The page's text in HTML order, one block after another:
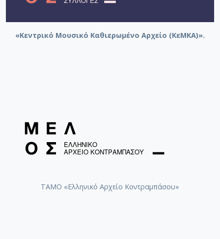
«Κεντρικό Μουσικό Καθιερωμένο Αρχείο (ΚεΜΚΑ)».
ΤΑΜΟ «Ελληνικό Αρχείο Κοντραμπάσου»